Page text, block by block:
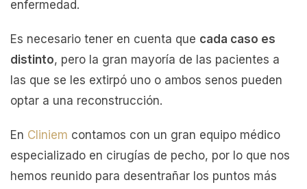
enfermedad.
Es necesario tener en cuenta que cada caso es
distinto, pero la gran mayoría de las pacientes a
las que se les extirpó uno o ambos senos pueden
optar a una reconstrucción.
En Cliniem contamos con un gran equipo médico
especializado en cirugías de pecho, por lo que nos
hemos reunido para desentrañar los puntos más